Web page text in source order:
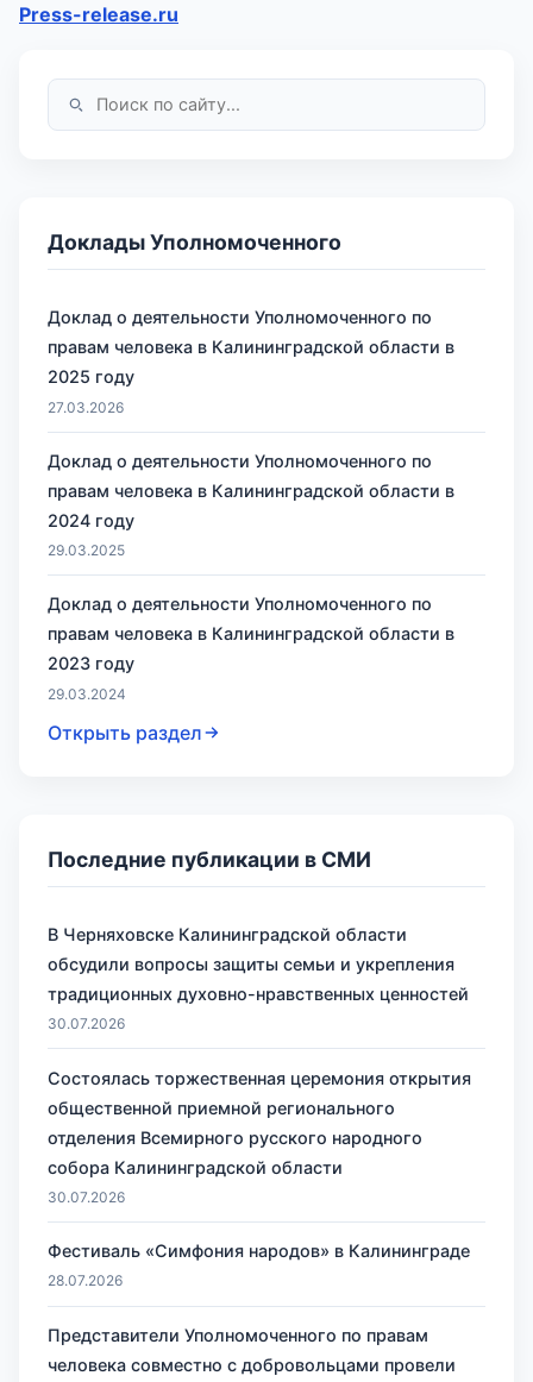
Press-release.ru
Доклады Уполномоченного
Доклад о деятельности Уполномоченного по
правам человека в Калининградской области в
2025 году
27.03.2026
Доклад о деятельности Уполномоченного по
правам человека в Калининградской области в
2024 году
29.03.2025
Доклад о деятельности Уполномоченного по
правам человека в Калининградской области в
2023 году
29.03.2024
Открыть раздел
Последние публикации в СМИ
В Черняховске Калининградской области
обсудили вопросы защиты семьи и укрепления
традиционных духовно-нравственных ценностей
30.07.2026
Состоялась торжественная церемония открытия
общественной приемной регионального
отделения Всемирного русского народного
собора Калининградской области
30.07.2026
Фестиваль «Симфония народов» в Калининграде
28.07.2026
Представители Уполномоченного по правам
человека совместно с добровольцами провели